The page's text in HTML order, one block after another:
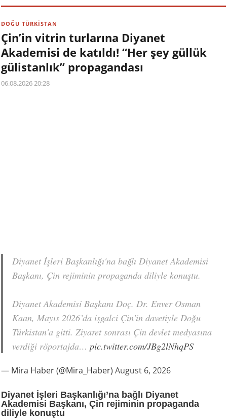
DOĞU TÜRKİSTAN
Çin’in vitrin turlarına Diyanet
Akademisi de katıldı! “Her şey güllük
gülistanlık” propagandası
06.08.2026 20:28
Diyanet İşleri Başkanlığı'na bağlı Diyanet Akademisi
Başkanı, Çin rejiminin propaganda diliyle konuştu.
Diyanet Akademisi Başkanı Doç. Dr. Enver Osman
Kaan, Mayıs 2026’da işgalci Çin'in davetiyle Doğu
Türkistan'a gitti. Ziyaret sonrası Çin devlet medyasına
verdiği röportajda…pic.twitter.com/JBg2lNhqPS
— Mira Haber (@Mira_Haber)August 6, 2026
Diyanet İşleri Başkanlığı’na bağlı Diyanet
Akademisi Başkanı, Çin rejiminin propaganda
diliyle konuştu